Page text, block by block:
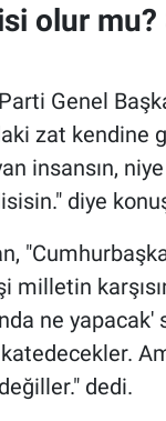
olur mu?
Genel
zat kendine
insansın,
diye
milletin
ne yapacak'
dedi.